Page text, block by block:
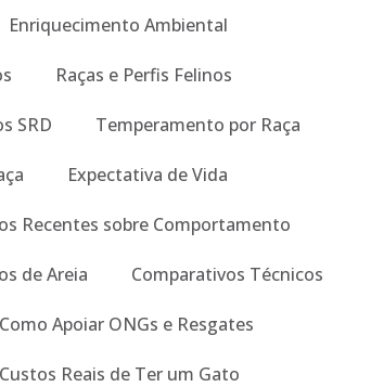
Enriquecimento Ambiental
Raças e Perfis Felinos
SRD Temperamento por Raça
Expectativa de Vida
Recentes sobre Comportamento
de Areia Comparativos Técnicos
Como Apoiar ONGs e Resgates
Custos Reais de Ter um Gato